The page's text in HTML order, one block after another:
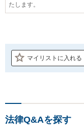
たします。
マイリストに入れる
法律Q&Aを探す